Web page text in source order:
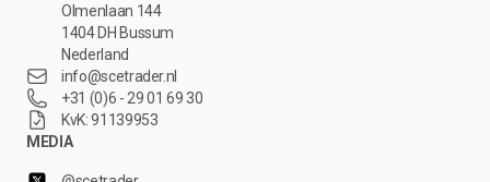
Olmenlaan 144
1404 DH Bussum
Nederland
info@scetrader.nl
+31 (0)6 - 29 01 69 30
KvK: 91139953
MEDIA